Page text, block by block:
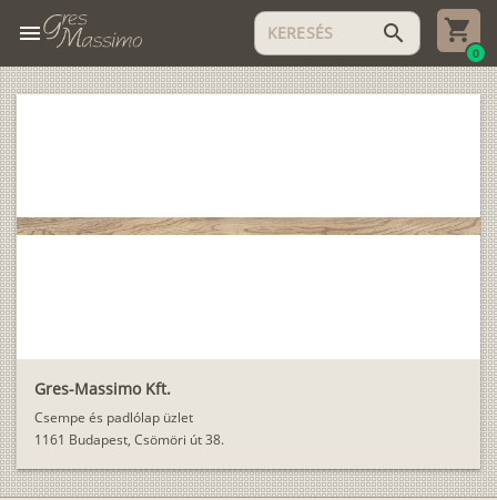
menu search
0
Gres-Massimo Kft.
Csempe és padlólap üzlet
1161 Budapest, Csömöri út 38.